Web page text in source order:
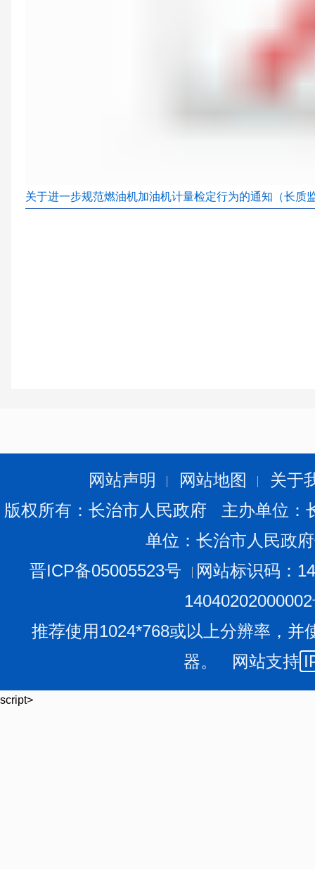
关于进一步规范燃油机加油机计量检定行为的通知（长质
网站声明 网站地图
关于
版权所有：长治市人民政府 主办单位
单位：长治市人民政
晋ICP备05005523号
网站标识码：
推荐使用1024*768或以上分辨率，并
器。 网站支持
script>